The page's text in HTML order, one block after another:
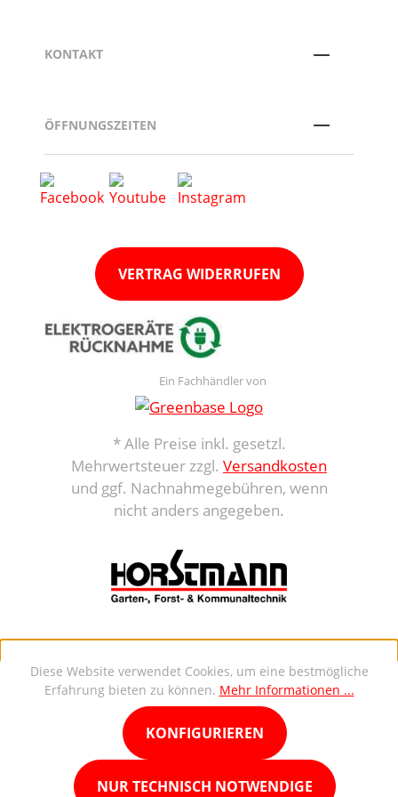
KONTAKT
ÖFFNUNGSZEITEN
VERTRAG WIDERRUFEN
Ein Fachhändler von
* Alle Preise inkl. gesetzl.
Mehrwertsteuer zzgl. Versandkosten
und ggf. Nachnahmegebühren, wenn
nicht anders angegeben.
Diese Website verwendet Cookies, um eine bestmögliche
Erfahrung bieten zu können. Mehr Informationen ...
NUR TECHNISCH NOTWENDIGE
KONFIGURIEREN